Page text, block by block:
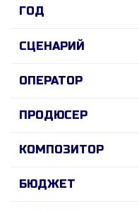
ГОД
СЦЕНАРИЙ
ОПЕРАТОР
ПРОДЮСЕР
КОМПОЗИТОР
БЮДЖЕТ